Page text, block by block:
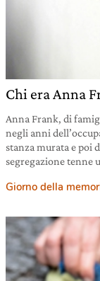
Chi era Anna
Anna Frank, di
negli anni
stanza murata e poi
segregazione tenne
Giorno della